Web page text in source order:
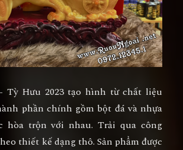
Tỳ Hưu 2023tạo hình từ chất liệu
phần chính gồm bột đá và nhựa
hòa trộn với nhau. Trải qua công
thiết kế dạng thô. Sản phẩm được